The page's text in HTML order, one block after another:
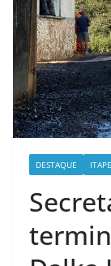
DESTAQUE